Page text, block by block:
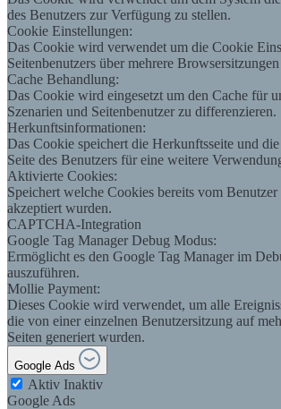
des Benutzers zur Verfügung zu stellen.
Cookie Einstellungen:
Das Cookie wird verwendet um die Cookie
Seitenbenutzers über mehrere
Cache Behandlung:
Das Cookie wird eingesetzt um den Cache für
Szenarien und Seitenbenutzer zu differenzieren.
Herkunftsinformationen:
Das Cookie speichert die Herkunftsseite und die
Seite des Benutzers für eine weitere
Aktivierte Cookies:
Speichert welche Cookies bereits vom
akzeptiert wurden.
CAPTCHA-Integration
Google Tag Manager Debug Modus:
Ermöglicht es den Google Tag Manager im
auszuführen.
Mollie Payment:
Dieses Cookie wird verwendet, um alle
die von einer einzelnen Benutzersitzung auf
Seiten generiert wurden.
Google Ads
Aktiv Inaktiv
Google Ads